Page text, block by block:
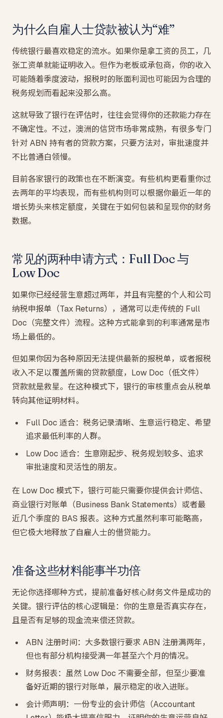
为什么自雇人士贷款被认为“难”
传统银行最喜欢稳定的流水。如果你是拿工资的员工，几
张工资单就能证明收入。但作为老板或承包商，你的收入
可能随着季度波动，报税时的账面利润也可能因为合理的
税务规划而看起来没那么高。
这就导致了银行在评估时，往往会觉得你的还款能力存在
不确定性。不过，澳洲的信贷市场非常成熟，有很多专门
针对 ABN 持有者的贷款方案，只要方法对，审批速度并
不比普通白领慢。
目前各家银行的政策也在不断演变。有些机构更看重你过
去两年的平均表现，而有些机构则可以根据你最近一年的
增长势头来核定额度，关键在于如何包装和呈现你的财务
数据。
常见的两种申请方式：Full Doc 与
Low Doc
如果你已经经营生意超过两年，并且有完整的个人和公司
纳税申报单（Tax Returns），通常可以走传统的 Full
Doc（完整文件）流程。这种方式能拿到的利率通常是市
场上最低的。
但如果你因为各种原因无法提供最新的报税单，或者报税
收入不足以覆盖所需的贷款额度，Low Doc（低文件）
贷款就是救星。在这种模式下，银行的审核重点会从税单
转向其他证明材料。
Full Doc 适合：税务记录清晰、生意运行稳定、希望
追求最低利率的人群。
Low Doc 适合：生意刚起步、税务规划较多、追求
审批速度和灵活性的朋友。
在 Low Doc 模式下，银行可能只需要你提供会计师信、
商业银行对账单（Business Bank Statements）或者最
近几个季度的 BAS 报表。这种方式虽然利率可能略高，
但它极大地释放了自雇人士的借贷能力。
准备这些材料能事半功倍
无论你选择哪种方式，提前准备好核心财务文件是成功的
关键。银行评估的核心逻辑是：你的生意是否真实存在，
且是否有足够的现金流来偿还贷款。
ABN 注册时间：大多数银行要求 ABN 注册满两年，
但也有部分机构接受满一年甚至六个月的情况。
财务报表：虽然 Low Doc 不需要全部，但至少要准
备好近期的银行对账单，展示稳定的收入进账。
会计师声明：一份专业的会计师信（Accountant